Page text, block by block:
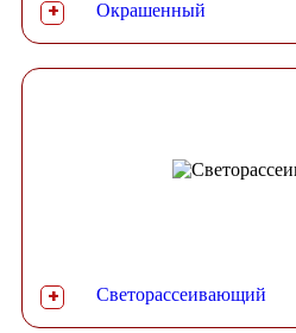
Окрашенный
+
Светорассеивающий
+